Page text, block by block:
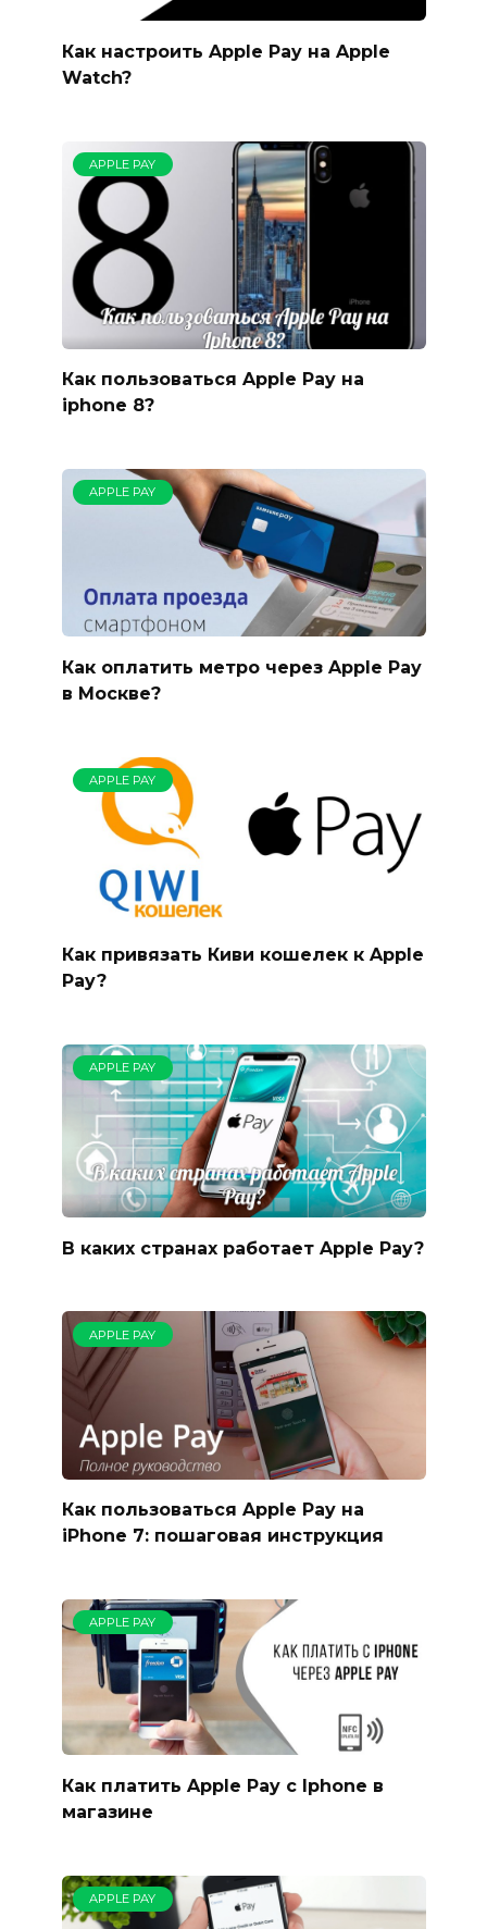
Как настроить Apple Pay на Apple
Watch?
APPLE PAY
Как пользоваться Apple Pay на
iphone 8?
APPLE PAY
Как оплатить метро через Apple Pay
в Москве?
APPLE PAY
Как привязать Киви кошелек к Apple
Pay?
APPLE PAY
В каких странах работает Apple Рay?
APPLE PAY
Как пользоваться Apple Pay на
iPhone 7: пошаговая инструкция
APPLE PAY
Как платить Apple Pay с Iphone в
магазине
APPLE PAY